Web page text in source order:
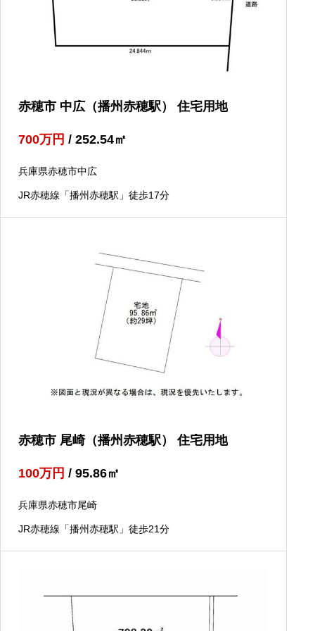
赤穂市 中広（播州赤穂駅） 住宅用地
700万円 / 252.54㎡
兵庫県赤穂市中広
JR赤穂線「播州赤穂駅」徒歩17分
赤穂市 尾崎（播州赤穂駅） 住宅用地
100万円 / 95.86㎡
兵庫県赤穂市尾崎
JR赤穂線「播州赤穂駅」徒歩21分